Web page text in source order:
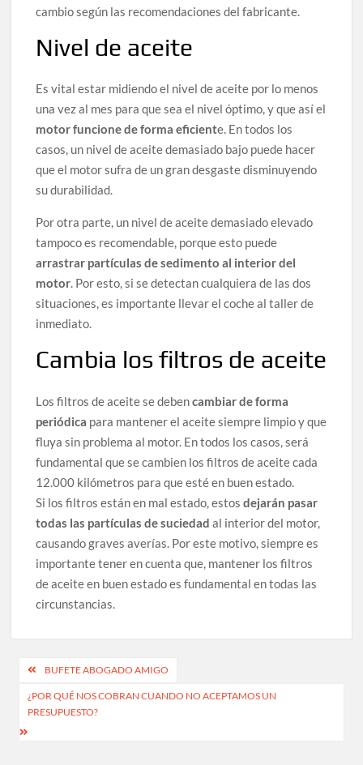
cambio según las recomendaciones del fabricante.
Nivel de aceite
Es vital estar midiendo el nivel de aceite por lo menos
una vez al mes para que sea el nivel óptimo, y que así el
motor funcione de forma eficiente. En todos los
casos, un nivel de aceite demasiado bajo puede hacer
que el motor sufra de un gran desgaste disminuyendo
su durabilidad.
Por otra parte, un nivel de aceite demasiado elevado
tampoco es recomendable, porque esto puede
arrastrar partículas de sedimento al interior del
motor. Por esto, si se detectan cualquiera de las dos
situaciones, es importante llevar el coche al taller de
inmediato.
Cambia los filtros de aceite
Los filtros de aceite se debencambiar de forma
periódica para mantener el aceite siempre limpio y que
fluya sin problema al motor. En todos los casos, será
fundamental que se cambien los filtros de aceite cada
12.000 kilómetros para que esté en buen estado.
Si los filtros están en mal estado, estosdejarán pasar
todas las partículas de suciedadal interior del motor,
causando graves averías. Por este motivo, siempre es
importante tener en cuenta que, mantener los filtros
de aceite en buen estado es fundamental en todas las
circunstancias.
Navegación
de
entradas
BUFETE ABOGADO AMIGO
¿POR QUÉ NOS COBRAN CUANDO NO ACEPTAMOS UN
PRESUPUESTO?